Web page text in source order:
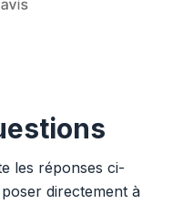
les réponses ci-
directement à